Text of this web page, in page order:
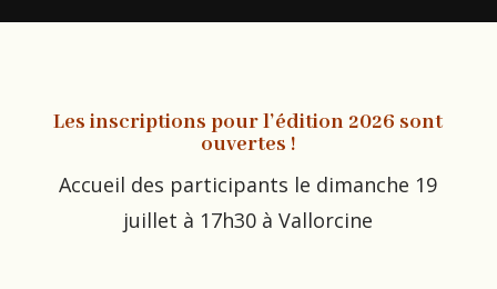
Les inscriptions pour l’édition 2026 sont
ouvertes !
Accueil des participants le dimanche 19
juillet à 17h30 à Vallorcine